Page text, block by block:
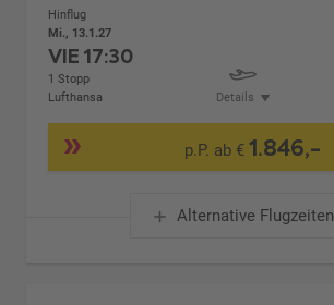
Hinflug
Mi., 13.1.27
VIE17:30
1 Stopp
Lufthansa
Details
p.P. ab € 1.846,-
Alternative Flugzeiten